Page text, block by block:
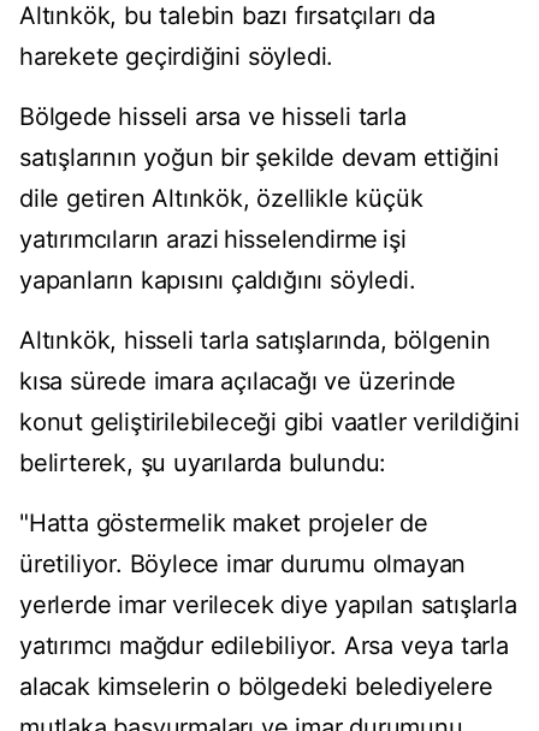
Altınkök, bu talebin bazı fırsatçıları da
harekete geçirdiğini söyledi.
Bölgede hisseli arsa ve hisseli tarla
satışlarının yoğun bir şekilde devam ettiğini
dile getiren Altınkök, özellikle küçük
yatırımcıların arazi hisselendirme işi
yapanların kapısını çaldığını söyledi.
Altınkök, hisseli tarla satışlarında, bölgenin
kısa sürede imara açılacağı ve üzerinde
konut geliştirilebileceği gibi vaatler verildiğini
belirterek, şu uyarılarda bulundu:
"Hatta göstermelik maket projeler de
üretiliyor. Böylece imar durumu olmayan
yerlerde imar verilecek diye yapılan satışlarla
yatırımcı mağdur edilebiliyor. Arsa veya tarla
alacak kimselerin o bölgedeki belediyelere